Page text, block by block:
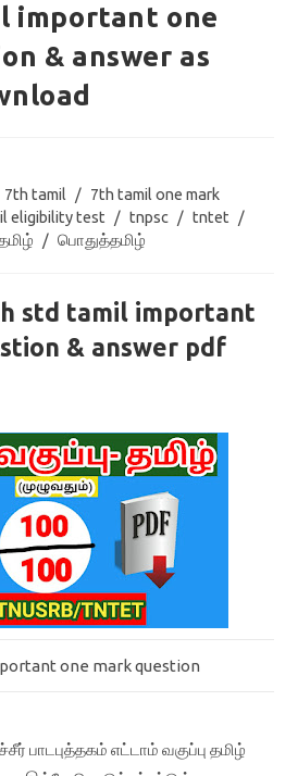
important one
& answer as
7th tamil / 7th tamil one mark
eligibility test / tnpsc / tntet /
/ பொதுத்தமிழ்
std tamil important
& answer pdf
one mark question
பாடபுத்தகம் எட்டாம் வகுப்பு தமிழ்